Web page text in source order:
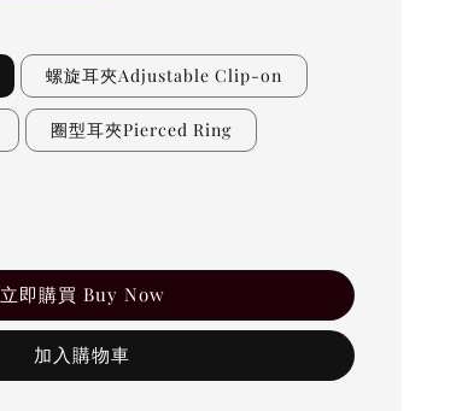
螺旋耳夾Adjustable Clip-on
圈型耳夾Pierced Ring
立即購買 Buy Now
加入購物車